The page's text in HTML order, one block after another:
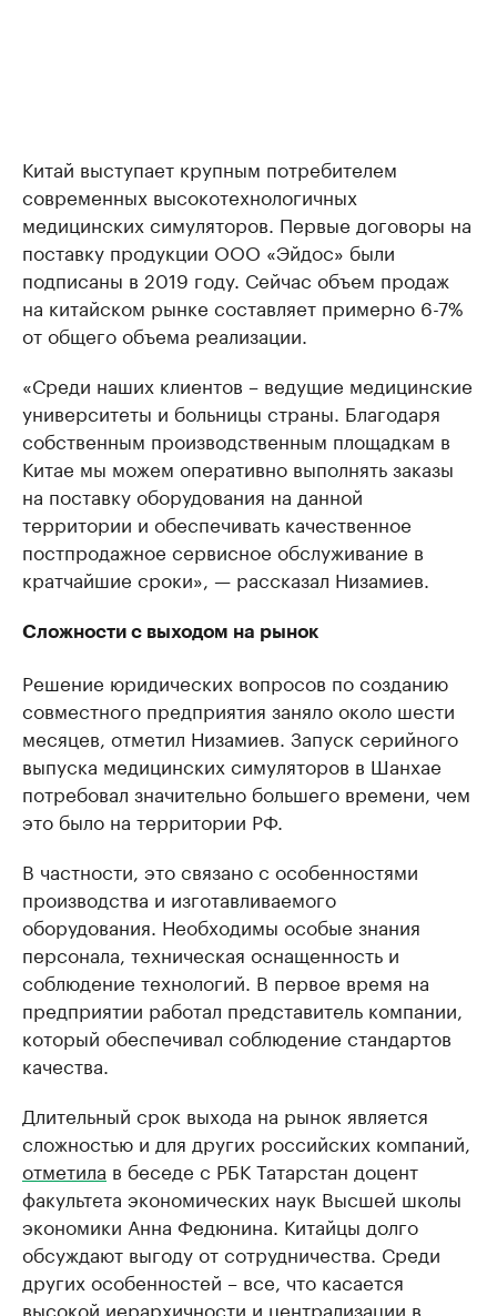
Китай выступает крупным потребителем
современных высокотехнологичных
медицинских симуляторов. Первые договоры на
поставку продукции ООО «Эйдос» были
подписаны в 2019 году. Сейчас объем продаж
на китайском рынке составляет примерно 6-7%
от общего объема реализации.
«Среди наших клиентов – ведущие медицинские
университеты и больницы страны. Благодаря
собственным производственным площадкам в
Китае мы можем оперативно выполнять заказы
на поставку оборудования на данной
территории и обеспечивать качественное
постпродажное сервисное обслуживание в
кратчайшие сроки», — рассказал Низамиев.
Сложности с выходом на рынок
Решение юридических вопросов по созданию
совместного предприятия заняло около шести
месяцев, отметил Низамиев. Запуск серийного
выпуска медицинских симуляторов в Шанхае
потребовал значительно большего времени, чем
это было на территории РФ.
В частности, это связано с особенностями
производства и изготавливаемого
оборудования. Необходимы особые знания
персонала, техническая оснащенность и
соблюдение технологий. В первое время на
предприятии работал представитель компании,
который обеспечивал соблюдение стандартов
качества.
Длительный срок выхода на рынок является
сложностью и для других российских компаний,
отметила в беседе с РБК Татарстан доцент
факультета экономических наук Высшей школы
экономики Анна Федюнина. Китайцы долго
обсуждают выгоду от сотрудничества. Среди
других особенностей – все, что касается
высокой иерархичности и централизации в